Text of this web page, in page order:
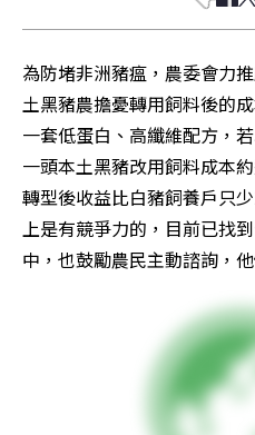
為防堵非洲豬瘟，農委會力
土黑豬農擔憂轉用飼料後的
一套低蛋白、高纖維配方，
一頭本土黑豬改用飼料成本
轉型後收益比白豬飼養戶只
上是有競爭力的，目前已找
中，也鼓勵農民主動諮詢，